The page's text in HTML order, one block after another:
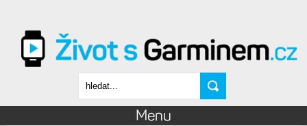
Vyhledávání
Menu